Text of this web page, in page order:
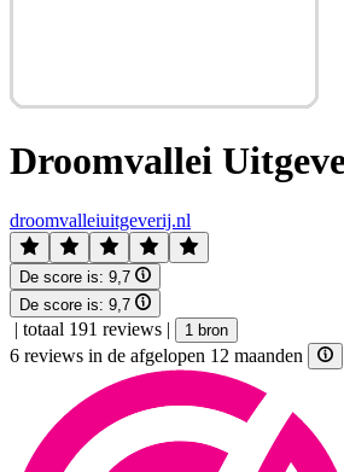
Droomvallei
droomvalleiuitgeverij.nl
De score is: 9,7
De score is: 9,7
| totaal 191 reviews | 1 bron
6 reviews in de afgelopen 12 maanden